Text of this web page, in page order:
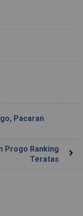
Pacaran
Progo Ranking
Teratas